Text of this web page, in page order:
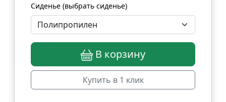
Сиденье (выбрать сиденье)
В корзину
Купить в 1 клик